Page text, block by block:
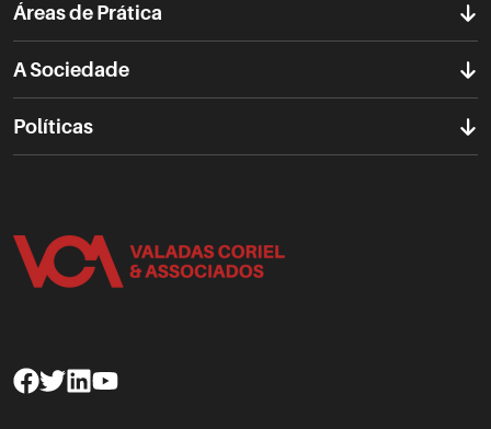
Áreas de Prática
A Sociedade
Políticas
Facebook
TwitterLinkedinYoutube